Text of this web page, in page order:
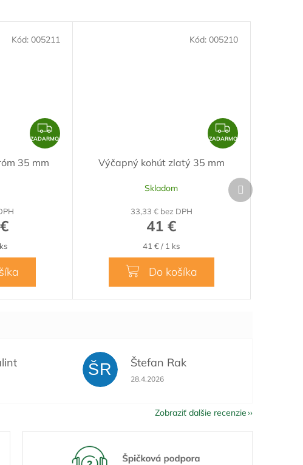
Z
A
ZADARMO
35 mm
Kód: 005211
Z
A
R
M
ZADARMO
Výčapný kohút zlatý 35 mm
Skladom
33,33 € bez DPH
41 €
Jednotková
cena:
41 € / 1 ks
Do košíka
Kód: 005210
Ďalší
produkt
je 5 z 5 hviezdičiek.
ŠR Štefan Rak
Hodnotenie obchodu je 5 z 5 hviezdičiek.
28.4.2026
Zobraziť ďalšie recenzie